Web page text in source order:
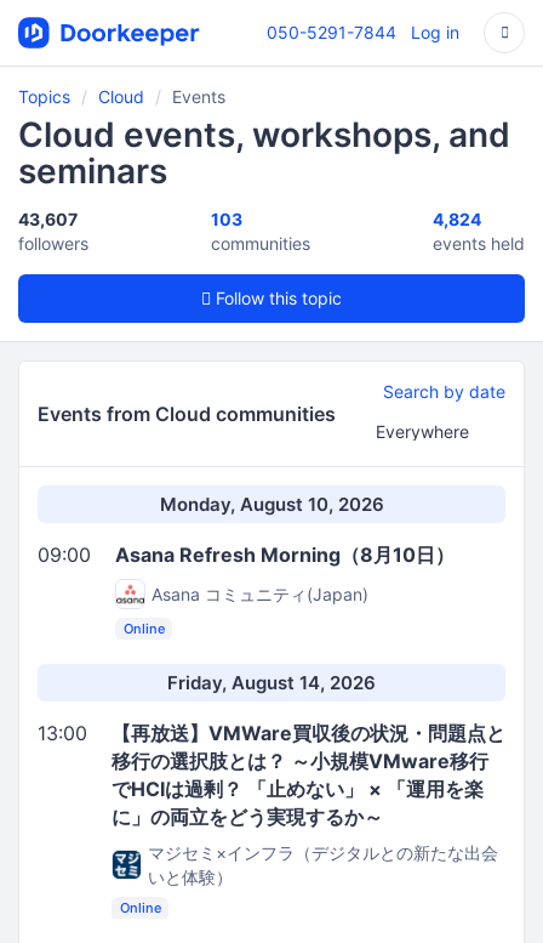
050-5291-7844 Log in
Topics Cloud Events
Cloud events, workshops, and
seminars
Follow this topic
43,607
followers
103
communities
4,824
events held
Events from Cloud communities
Search by date
Monday, August 10, 2026
09:00 Asana Refresh Morning（8月10日）
Asana コミュニティ(Japan)
Online
Friday, August 14, 2026
13:00
【再放送】VMWare買収後の状況・問題点と
移行の選択肢とは？ ～小規模VMware移行
でHCIは過剰？ 「止めない」 × 「運用を楽
に」の両立をどう実現するか～
マジセミ×インフラ（デジタルとの新たな出会
いと体験）
Online